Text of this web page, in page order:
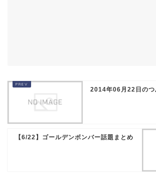
2014年06月22日のつ
【6/22】ゴールデンボンバー話題まとめ